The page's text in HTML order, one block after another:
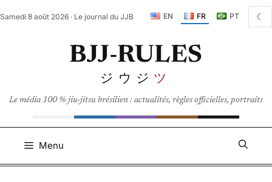
au
Samedi 8 août 2026 · Le journal du JJB EN FR PT ☾
BJJ-RULES
ジウジ ツ
Le média 100 % jiu-jitsu brésilien : actualités, règles officielles, portraits
Menu